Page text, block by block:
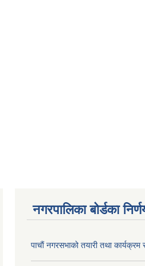
नगरपालिका बोर्डका
पाचाैं नगरसभाको तयारी तथा कार्यक्रम